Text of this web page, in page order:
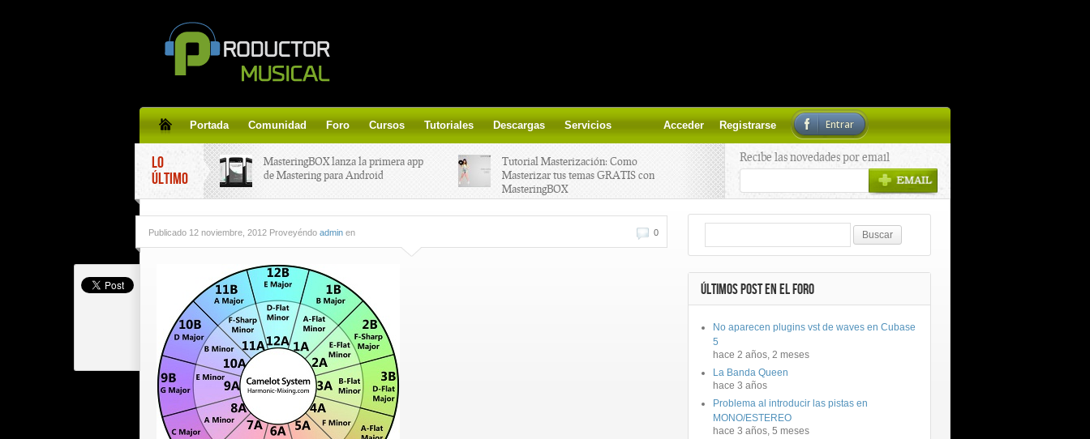
Portada Comunidad Foro Cursos Tutoriales Descargas Servicios Acceder Registrarse Entrar
LO
ÚLTIMO
MasteringBOX lanza la primera app
de Mastering para Android
Tutorial Masterización: Como
Masterizar tus temas GRATIS con
MasteringBOX
line gratis!
Yalp crea Fono, Lleva la escena DJ a
Korg lanza SDD-3000, el nuevo
pedal de delay.
Tutorial de CLA Effects, aprende a
aplicar efectos a tus voces.
Recibe las novedades por email
0
Publicado 12 noviembre, 2012 Proveyéndo admin en
ÚLTIMOS POST EN EL FORO
No aparecen plugins vst de waves en Cubase
5
hace 2 años, 2 meses
La Banda Queen
hace 3 años
Problema al introducir las pistas en
MONO/ESTEREO
hace 3 años, 5 meses